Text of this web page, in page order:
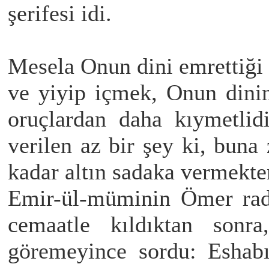
şerifesi idi.
Mesela Onun dini
ve yiyip içmek, Onun
oruçlardan daha
verilen az bir şey ki, buna
kadar altın sadaka
Emir-ül-müminin Ömer
cemaatle kıldıktan
göremeyince sordu: